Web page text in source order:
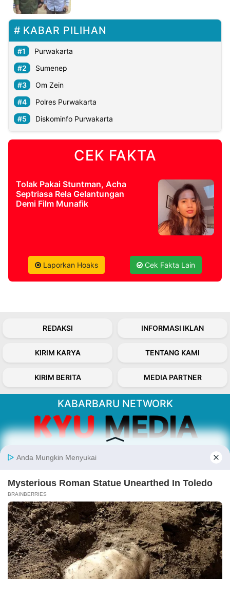
Holding
KABAR PILIHAN
Purwakarta
Sumenep
Om Zein
Polres Purwakarta
Diskominfo Purwakarta
CEK FAKTA
Tolak Pakai Stuntman, Acha
Septriasa Rela Gelantungan
Demi Film Munafik
Laporkan Hoaks Cek Fakta Lain
REDAKSI INFORMASI IKLAN
KIRIM KARYA TENTANG KAMI
KIRIM BERITA MEDIA PARTNER
KABARBARU NETWORK
About Our Kabarbaru.co
Kabarbaru.co menyajikan berita aktual dan
serta terverifikasi dari sumber yang tepat.
Follow Kabarbaru